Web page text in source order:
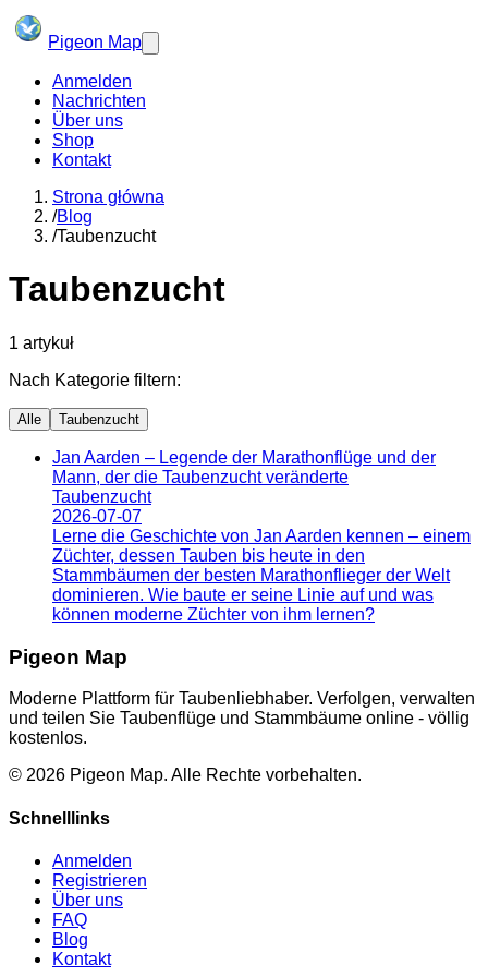
Pigeon Map
Anmelden
Nachrichten
Über uns
Shop
Kontakt
Strona główna
/Blog
/Taubenzucht
Taubenzucht
1 artykuł
Nach Kategorie filtern:
Alle Taubenzucht
Jan Aarden – Legende der Marathonflüge und der
Mann, der die Taubenzucht veränderte
Taubenzucht
2026-07-07
Lerne die Geschichte von Jan Aarden kennen – einem
Züchter, dessen Tauben bis heute in den
Stammbäumen der besten Marathonflieger der Welt
dominieren. Wie baute er seine Linie auf und was
können moderne Züchter von ihm lernen?
Pigeon Map
Moderne Plattform für Taubenliebhaber. Verfolgen, verwalten
und teilen Sie Taubenflüge und Stammbäume online - völlig
kostenlos.
© 2026 Pigeon Map. Alle Rechte vorbehalten.
Schnelllinks
Anmelden
Registrieren
Über uns
FAQ
Blog
Kontakt